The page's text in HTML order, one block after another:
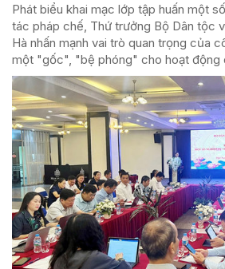
Phát biểu khai mạc lớp tập huấn một
tác pháp chế, Thứ trưởng Bộ Dân tộc
Hà nhấn mạnh vai trò quan trọng của
một "gốc", "bệ phóng" cho hoạt động